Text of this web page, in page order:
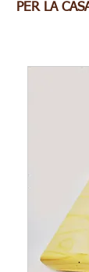
PER LA